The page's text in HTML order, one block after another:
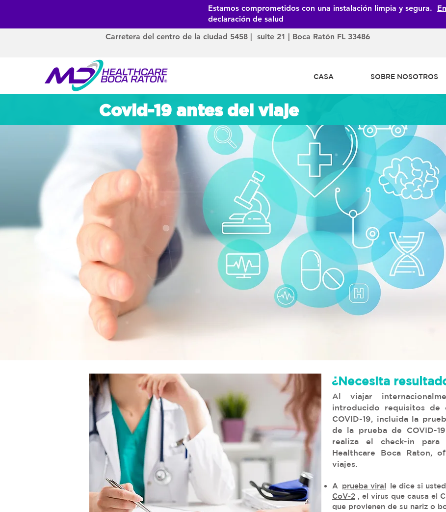
Estamos comprometidos con una instalación limpia y segura.
declaración de salud
Carretera del centro de la ciudad 5458 | suite 21 | Boca Ratón FL 33486
CASA SOBRE NOSOTROS
Covid-19 antes del viaje
¿Necesita
Al viajar
introducido requisitos de
COVID-19, incluida la
de la prueba de COVID-
realiza el check-in para
Healthcare Boca Raton,
viajes.
A prueba viral le dice si
CoV-2 , el virus que causa el
que provienen de su nariz o